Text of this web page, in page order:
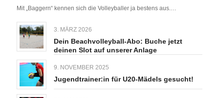
Mit „Baggern“ kennen sich die Volleyballer ja bestens aus.…
3. MÄRZ 2026
Dein Beachvolleyball-Abo: Buche jetzt
deinen Slot auf unserer Anlage
9. NOVEMBER 2025
Jugendtrainer:in für U20-Mädels gesucht!